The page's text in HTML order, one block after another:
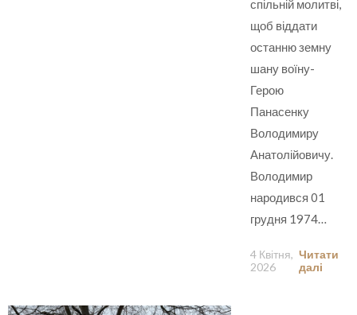
спільній молитві,
щоб віддати
останню земну
шану воїну-
Герою
Панасенку
Володимиру
Анатолійовичу.
Володимир
народився 01
грудня 1974…
4 Квітня,
2026
Читати
далі